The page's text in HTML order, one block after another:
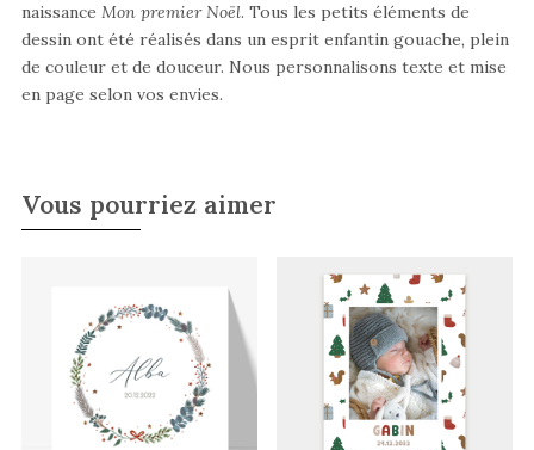
naissance Mon premier Noël. Tous les petits éléments de
dessin ont été réalisés dans un esprit enfantin gouache, plein
de couleur et de douceur. Nous personnalisons texte et mise
en page selon vos envies.
Vous pourriez aimer